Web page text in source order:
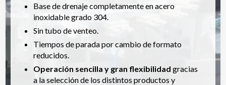
Base de drenaje completamente en acero
inoxidable grado 304.
Sin tubo de venteo.
Tiempos de parada por cambio de formato
reducidos.
Operación sencilla y gran flexibilidad gracias
a la selección de los distintos productos y